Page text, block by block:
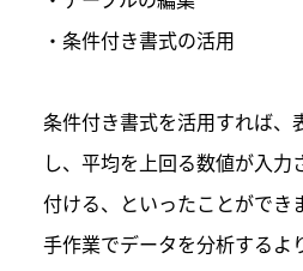
・条件付き書式の活用
条件付き書式を活用すれば、
し、平均を上回る数値が入力
付ける、といったことができ
手作業でデータを分析するよ